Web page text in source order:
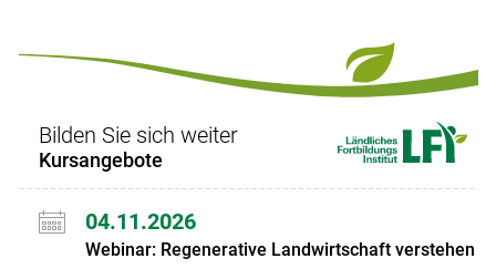
Bilden Sie sich weiter
Kursangebote
04.11.2026
Webinar: Regenerative Landwirtschaft verstehen